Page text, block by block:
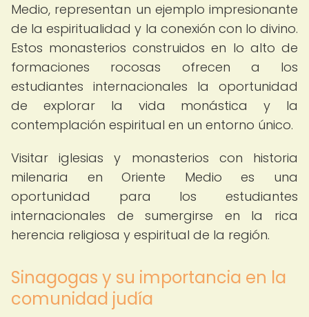
Medio, representan un ejemplo impresionante
de la espiritualidad y la conexión con lo divino.
Estos monasterios construidos en lo alto de
formaciones rocosas ofrecen a los
estudiantes internacionales la oportunidad
de explorar la vida monástica y la
contemplación espiritual en un entorno único.
Visitar iglesias y monasterios con historia
milenaria en Oriente Medio es una
oportunidad para los estudiantes
internacionales de sumergirse en la rica
herencia religiosa y espiritual de la región.
Sinagogas y su importancia en la
comunidad judía